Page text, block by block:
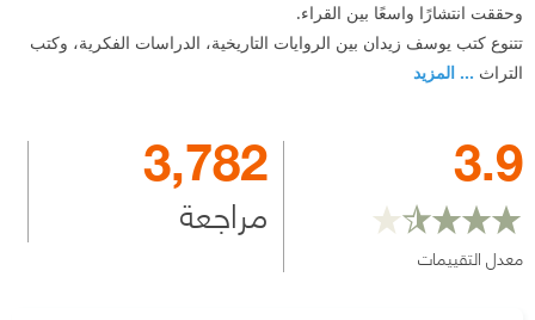
وحققت انتشارًا واسعًا بين القراء.
تتنوع كتب يوسف زيدان بين الروايات التاريخية، الدراسات الفكرية، وكتب
التراث ... المزيد
3.9
معدل التقييمات
3,782
مراجعة